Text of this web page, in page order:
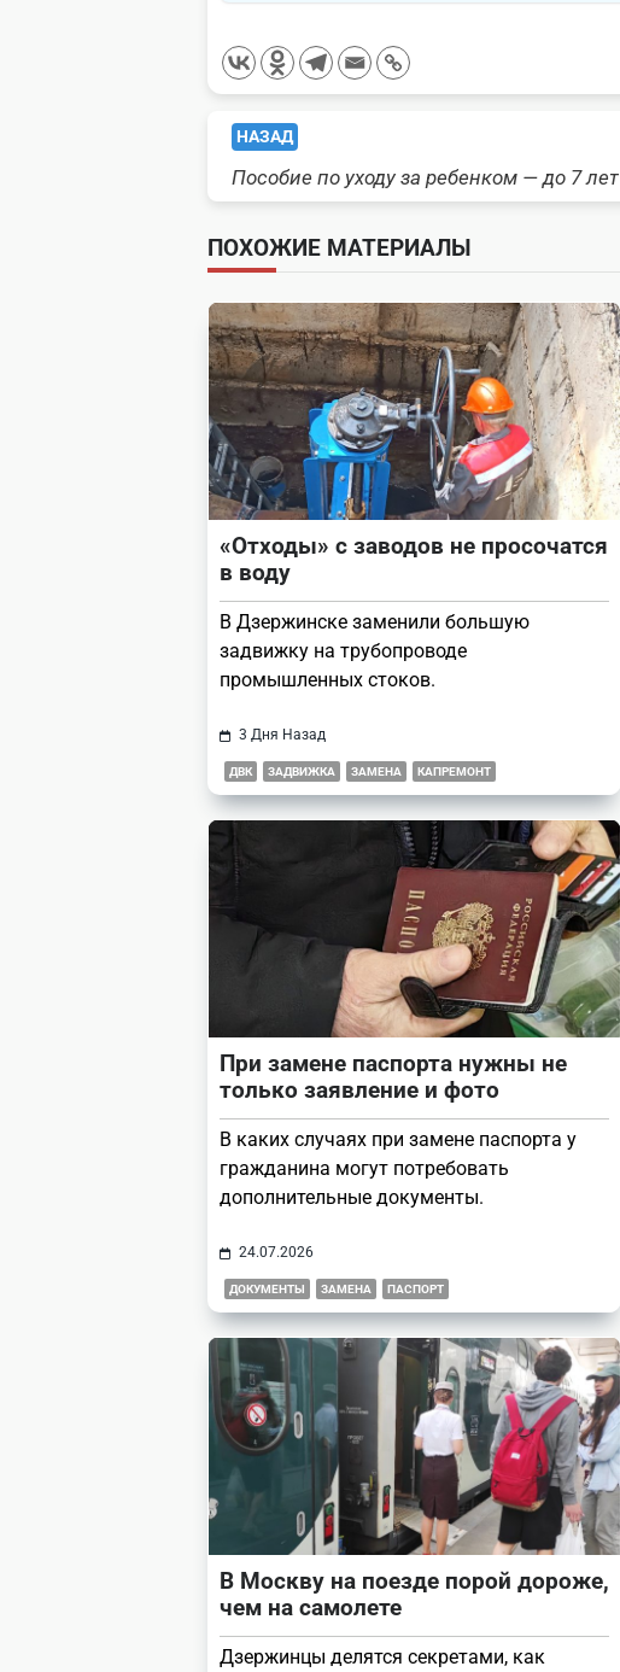
<span
class="nav-
subtitle
screen-
reader-
text">Page</span>
НАЗАД
Пособие по уходу за ребенком — до 7 лет
ПОХОЖИЕ МАТЕРИАЛЫ
«Отходы» с заводов не просочатся
в воду
В Дзержинске заменили большую
задвижку на трубопроводе
промышленных стоков.
3 Дня Назад
ДВК ЗАДВИЖКА ЗАМЕНА КАПРЕМОНТ
При замене паспорта нужны не
только заявление и фото
В каких случаях при замене паспорта у
гражданина могут потребовать
дополнительные документы.
24.07.2026
ДОКУМЕНТЫ ЗАМЕНА ПАСПОРТ
В Москву на поезде порой дороже,
чем на самолете
Дзержинцы делятся секретами, как